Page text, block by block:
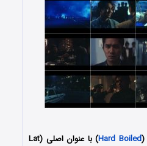
(
Hard Boiled
) با عنوان اصلی (Lat